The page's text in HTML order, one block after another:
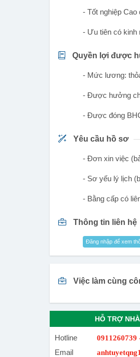
- Tốt nghiệp Cao
- Ưu tiên có kinh
Quyền lợi được
- Mức lương:
- Được hưởng
- Được đóng
Yêu cầu hồ sơ
- Đơn xin việc
- Sơ yếu lý lịch
- Bằng cấp có
Thông tin liên hệ
Đăng nhập để xem
Việc làm cùng
HỖ TRỢ
Hotline 0911260739
Email